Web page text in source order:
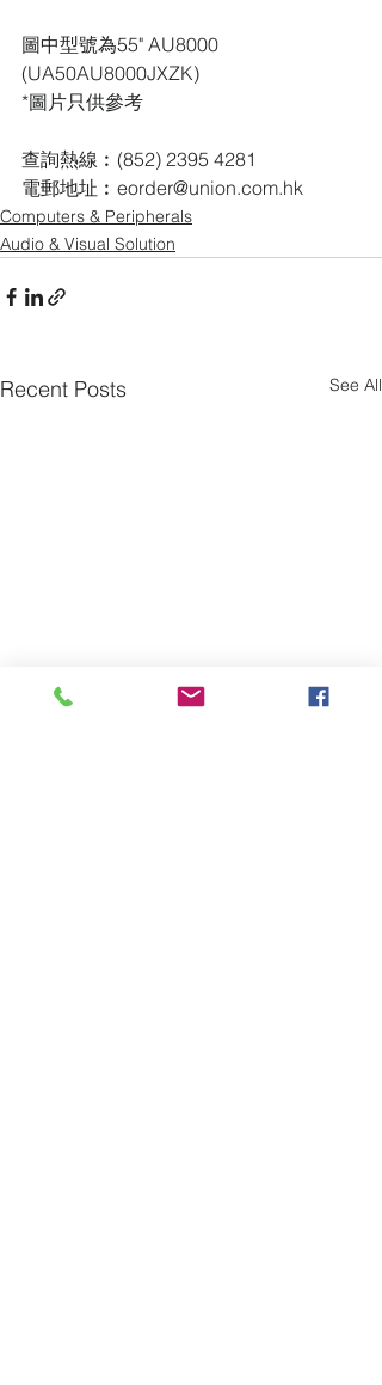
圖中型號為55" AU8000
(UA50AU8000JXZK)
*圖片只供參考
查詢熱線︰(852) 2395 4281
電郵地址︰eorder@union.com.hk
Computers & Peripherals
Audio & Visual Solution
Recent Posts See All